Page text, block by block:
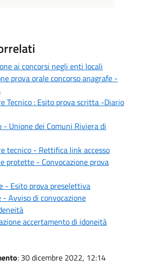
ai concorsi negli enti locali
prova orale concorso anagrafe -
Tecnico : Esito prova scritta -Diario
- Unione dei Comuni Riviera di
tecnico - Rettifica link accesso
protette - Convocazione prova
- Esito prova preselettiva
- Avviso di convocazione
accertamento di idoneità
: 30 dicembre 2022, 12:14